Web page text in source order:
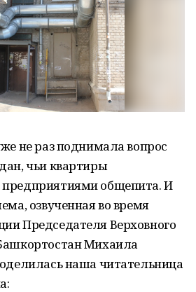
не раз поднимала вопрос
чьи квартиры
общепита. И
озвученная во время
Председателя Верховного
Михаила
наша читательница